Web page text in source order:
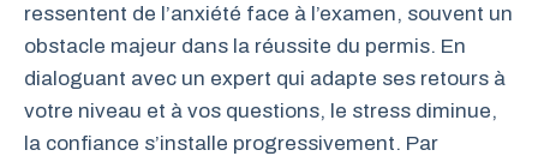
ressentent de l’anxiété face à l’examen, souvent un
obstacle majeur dans la réussite du permis. En
dialoguant avec un expert qui adapte ses retours à
votre niveau et à vos questions, le stress diminue,
la confiance s’installe progressivement. Par